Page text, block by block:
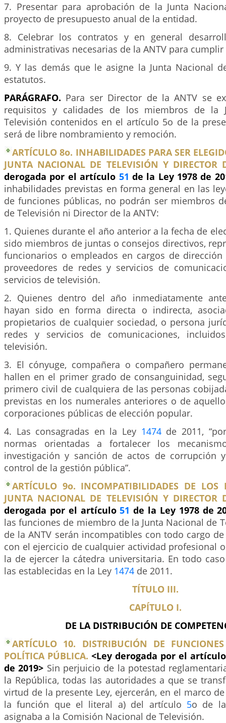
7. Presentar para aprobación de la Junta
proyecto de presupuesto anual de la entidad.
8. Celebrar los contratos y en general
administrativas necesarias de la ANTV para
9. Y las demás que le asigne la Junta Nacional
estatutos.
PARÁGRAFO. Para ser Director de la ANTV se
requisitos y calidades de los miembros de la
Televisión contenidos en el artículo 5o de la
será de libre nombramiento y remoción.
ARTÍCULO 8o. INHABILIDADES PARA SER
JUNTA NACIONAL DE TELEVISIÓN Y DIRECTOR
derogada por el artículo 51 de la Ley 1978 de
inhabilidades previstas en forma general en las
de funciones públicas, no podrán ser miembros
de Televisión ni Director de la ANTV:
1. Quienes durante el año anterior a la fecha de
sido miembros de juntas o consejos directivos,
funcionarios o empleados en cargos de
proveedores de redes y servicios de
servicios de televisión.
2. Quienes dentro del año inmediatamente
hayan sido en forma directa o indirecta,
propietarios de cualquier sociedad, o persona
redes y servicios de comunicaciones,
televisión.
3. El cónyuge, compañera o compañero
hallen en el primer grado de consanguinidad,
primero civil de cualquiera de las personas
previstas en los numerales anteriores o de
corporaciones públicas de elección popular.
4. Las consagradas en la Ley 1474de 2011,
normas orientadas a fortalecer los
investigación y sanción de actos de corrupción
control de la gestión pública”.
ARTÍCULO 9o. INCOMPATIBILIDADES DE LOS
JUNTA NACIONAL DE TELEVISIÓN Y DIRECTOR
derogada por el artículo51 de la Ley 1978 de
las funciones de miembro de la Junta Nacional de
de la ANTV serán incompatibles con todo cargo
con el ejercicio de cualquier actividad profesional
la de ejercer la cátedra universitaria. En todo
las establecidas en la Ley 1474 de 2011.
TÍTULO III.
CAPÍTULO I.
DE LA DISTRIBUCIÓN DE
ARTÍCULO 10. DISTRIBUCIÓN DE
POLÍTICA PÚBLICA. <Ley derogada por el
de 2019> Sin perjuicio de la potestad
la República, todas las autoridades a que se
virtud de la presente Ley, ejercerán, en el marco
la función que el literal a) del artículo 5o de
asignaba a la Comisión Nacional de Televisión.